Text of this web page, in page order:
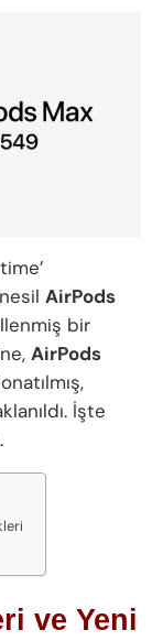
AirPods
bir
AirPods
İşte
.
ve Yeni